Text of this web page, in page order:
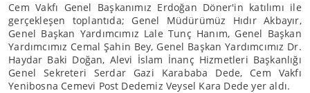
Cem Vakfı Genel Başkanımız Erdoğan Döner'in katılımı ile
gerçekleşen toplantıda; Genel Müdürümüz Hıdır Akbayır,
Genel Başkan Yardımcımız Lale Tunç Hanım, Genel Başkan
Yardımcımız Cemal Şahin Bey, Genel Başkan Yardımcımız Dr.
Haydar Baki Doğan, Alevi İslam İnanç Hizmetleri Başkanlığı
Genel Sekreteri Serdar Gazi Karababa Dede, Cem Vakfı
Yenibosna Cemevi Post Dedemiz Veysel Kara Dede yer aldı.